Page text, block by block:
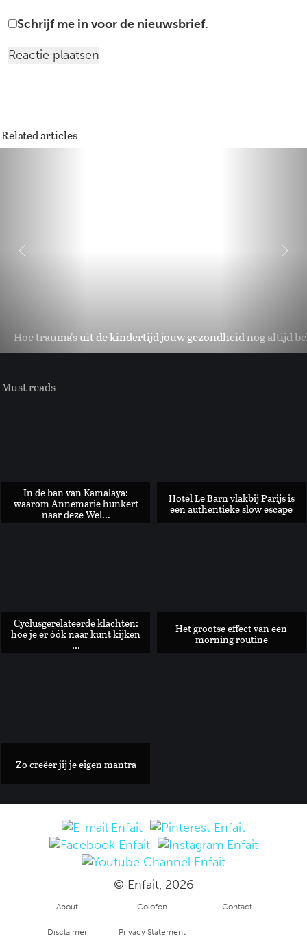
Schrijf me in voor de nieuwsbrief.
Related articles
Hoe trauma's uit de kindertijd jouw gezondheid nog altijd
Must reads
In de ban van Kamalaya:
waarom Annemarie hunkert
naar deze Wel...
Hotel Le Barn vlakbij Parijs is
een authentieke slow escape
Cyclusgerelateerde klachten:
hoe je er óók naar kunt kijken
...
Het grootse effect van een
morning routine
Zo creëer jij je eigen mantra
© Enfait, 2026
About Colofon Contact
Disclaimer Privacy Statement